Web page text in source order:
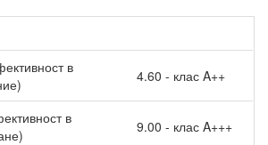
зимата климатикът е оборудван с
за размразяване HDT
е съкратен до приблизително 2–
постоянен комфорт и поддържане
дори по време на размразяване на
в
4.60 - клас A++
в
9.00 - клас A+++